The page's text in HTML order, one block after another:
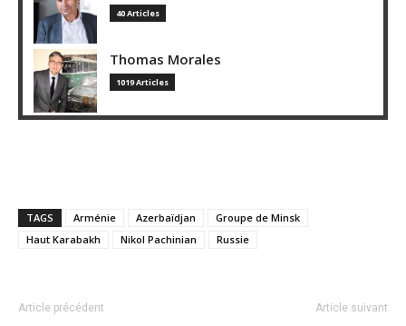
40 Articles
Thomas Morales
1019 Articles
TAGS Arménie Azerbaïdjan
Groupe de Minsk
Haut Karabakh
Nikol Pachinian Russie
Article précédent Article suivant